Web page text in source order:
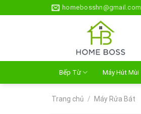
to
homebosshn@gmail.com
Bếp Từ Máy Hút Mùi
Trang chủ / Máy Rửa Bát